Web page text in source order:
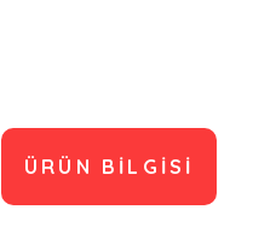
ÜRÜN BILGISI